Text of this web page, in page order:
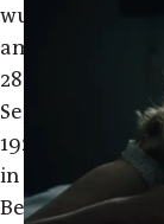
wurde
am
28.
September
1922
in
Berlin